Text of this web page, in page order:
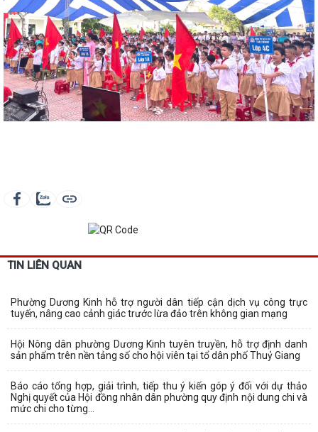
TIN LIÊN QUAN
Phường Dương Kinh hỗ trợ người dân tiếp cận dịch vụ công trực
tuyến, nâng cao cảnh giác trước lừa đảo trên không gian mạng
Hội Nông dân phường Dương Kinh tuyên truyền, hỗ trợ định danh
sản phẩm trên nền tảng số cho hội viên tại tổ dân phố Thuỷ Giang
Báo cáo tổng hợp, giải trình, tiếp thu ý kiến góp ý đối với dự thảo
Nghị quyết của Hội đồng nhân dân phường quy định nội dung chi và
mức chi cho từng...